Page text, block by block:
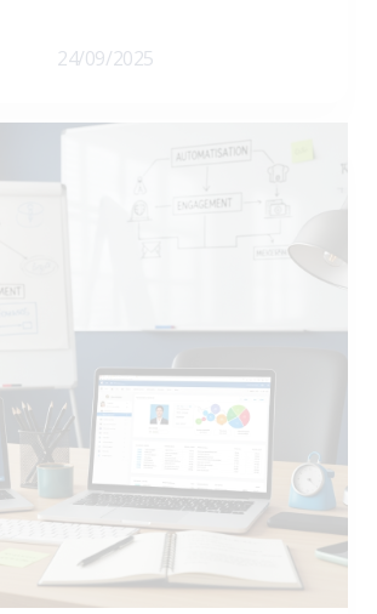
24/09/2025